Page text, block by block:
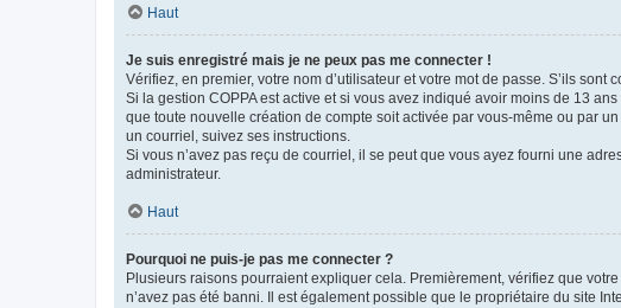
Haut
Je suis enregistré mais je ne peux pas me connecter !
Vérifiez, en premier, votre nom d’utilisateur et votre mot de passe. S’ils sont
Si la gestion COPPA est active et si vous avez indiqué avoir moins de 13
que toute nouvelle création de compte soit activée par vous-même ou par
un courriel, suivez ses instructions.
Si vous n’avez pas reçu de courriel, il se peut que vous ayez fourni une
administrateur.
Haut
Pourquoi ne puis-je pas me connecter ?
Plusieurs raisons pourraient expliquer cela. Premièrement, vérifiez que
n’avez pas été banni. Il est également possible que le propriétaire du site